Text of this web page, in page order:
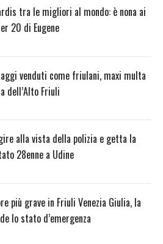
tra le migliori al mondo: è nona ai
20 di Eugene
venduti come friulani, maxi multa
dell’Alto Friuli
alla vista della polizia e getta la
28enne a Udine
più grave in Friuli Venezia Giulia, la
lo stato d’emergenza